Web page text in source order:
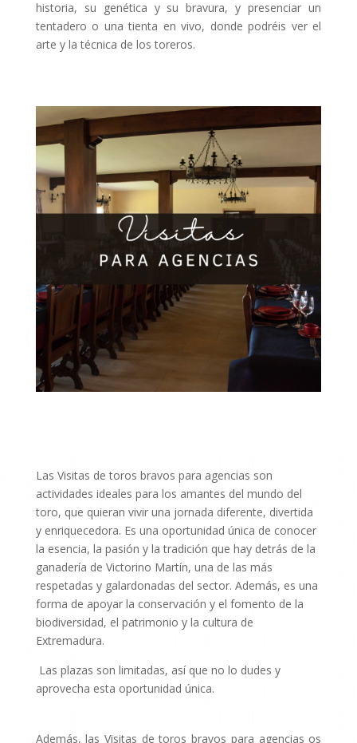
historia, su genética y su bravura, y presenciar un
tentadero o una tienta en vivo, donde podréis ver el
arte y la técnica de los toreros.
Las Visitas de toros bravos para agencias son
actividades ideales para los amantes del mundo del
toro, que quieran vivir una jornada diferente, divertida
y enriquecedora. Es una oportunidad única de conocer
la esencia, la pasión y la tradición que hay detrás de la
ganadería de Victorino Martín, una de las más
respetadas y galardonadas del sector. Además, es una
forma de apoyar la conservación y el fomento de la
biodiversidad, el patrimonio y la cultura de
Extremadura.
Las plazas son limitadas, así que no lo dudes y
aprovecha esta oportunidad única.
Además, las Visitas de toros bravos para agencias os